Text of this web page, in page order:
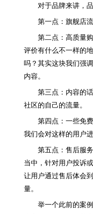
对于品牌来讲，
第一点：旗舰店流
第二点：高质量
评价有什么不一样的
吗？其实这块我们强
内容。
第三点：内容的
社区的自己的流量。
第四点：一些免
我们会对这样的用户进
第五点：售后服
当中，针对用户投诉
让用户通过售后体会
量。
举一个此前的案